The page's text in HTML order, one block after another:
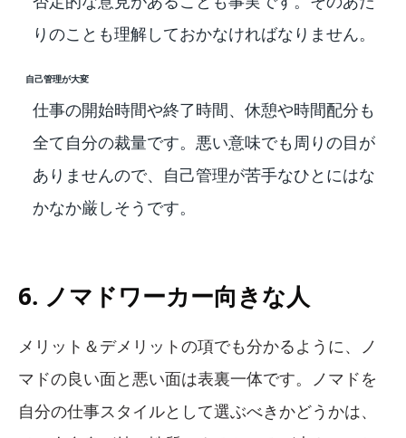
りのことも理解しておかなければなりません。
自己管理が大変
仕事の開始時間や終了時間、休憩や時間配分も
全て自分の裁量です。悪い意味でも周りの目が
ありませんので、自己管理が苦手なひとにはな
かなか厳しそうです。
6. ノマドワーカー向きな人
メリット＆デメリットの項でも分かるように、ノ
マドの良い面と悪い面は表裏一体です。ノマドを
自分の仕事スタイルとして選ぶべきかどうかは、